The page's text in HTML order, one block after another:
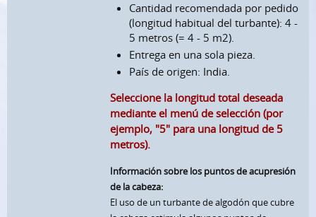
Cantidad recomendada por pedido
(longitud habitual del turbante): 4 -
5 metros (= 4 - 5 m2).
Entrega en una sola pieza.
País de origen: India.
Seleccione la longitud total deseada
mediante el menú de selección (por
ejemplo, "5" para una longitud de 5
metros).
Información sobre los puntos de acupresión
de la cabeza:
El uso de un turbante de algodón que cubre